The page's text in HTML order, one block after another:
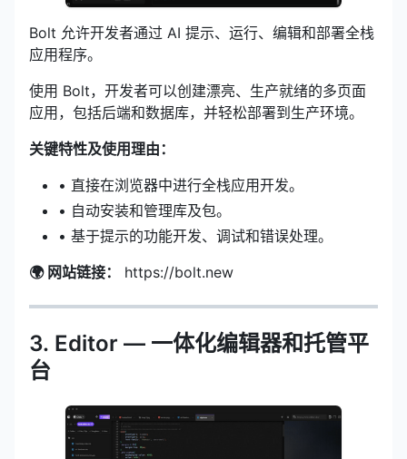
Bolt 允许开发者通过 AI 提示、运行、编辑和部署全栈
应用程序。
使用 Bolt，开发者可以创建漂亮、生产就绪的多页面
应用，包括后端和数据库，并轻松部署到生产环境。
关键特性及使用理由：
• 直接在浏览器中进行全栈应用开发。
• 自动安装和管理库及包。
• 基于提示的功能开发、调试和错误处理。
🌍 网站链接：
https://bolt.new
3. Editor — 一体化编辑器和托管平
台